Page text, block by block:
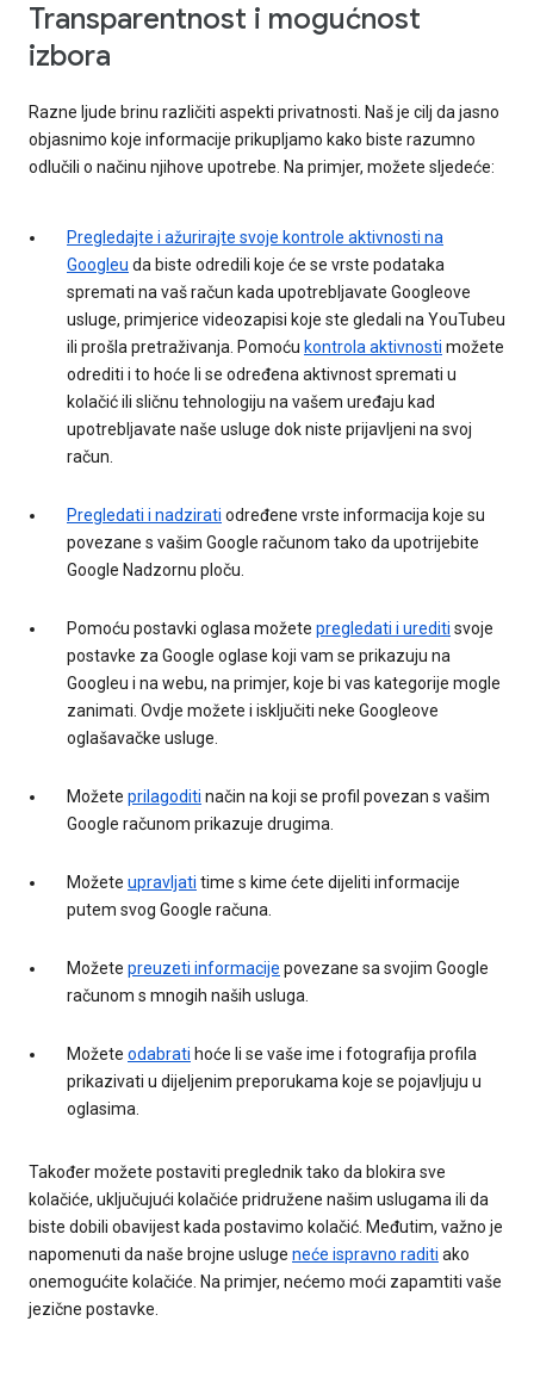
Transparentnost i mogućnost
izbora
Razne ljude brinu različiti aspekti privatnosti. Naš je cilj da jasno
objasnimo koje informacije prikupljamo kako biste razumno
odlučili o načinu njihove upotrebe. Na primjer, možete sljedeće:
Pregledajte i ažurirajte svoje kontrole aktivnosti na
Googleu da biste odredili koje će se vrste podataka
spremati na vaš račun kada upotrebljavate Googleove
usluge, primjerice videozapisi koje ste gledali na YouTubeu
ili prošla pretraživanja. Pomoću kontrola aktivnosti možete
odrediti i to hoće li se određena aktivnost spremati u
kolačić ili sličnu tehnologiju na vašem uređaju kad
upotrebljavate naše usluge dok niste prijavljeni na svoj
račun.
Pregledati i nadzirati određene vrste informacija koje su
povezane s vašim Google računom tako da upotrijebite
Google Nadzornu ploču.
Pomoću postavki oglasa možete pregledati i urediti svoje
postavke za Google oglase koji vam se prikazuju na
Googleu i na webu, na primjer, koje bi vas kategorije mogle
zanimati. Ovdje možete i isključiti neke Googleove
oglašavačke usluge.
Možete prilagoditi način na koji se profil povezan s vašim
Google računom prikazuje drugima.
Možete upravljati time s kime ćete dijeliti informacije
putem svog Google računa.
Možete preuzeti informacije povezane sa svojim Google
računom s mnogih naših usluga.
Možete odabrati hoće li se vaše ime i fotografija profila
prikazivati u dijeljenim preporukama koje se pojavljuju u
oglasima.
Također možete postaviti preglednik tako da blokira sve
kolačiće, uključujući kolačiće pridružene našim uslugama ili da
biste dobili obavijest kada postavimo kolačić. Međutim, važno je
napomenuti da naše brojne usluge neće ispravno raditi ako
onemogućite kolačiće. Na primjer, nećemo moći zapamtiti vaše
jezične postavke.